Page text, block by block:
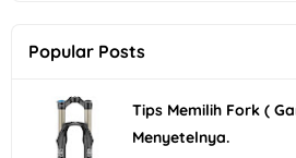
Popular Posts
Tips Memilih Fork (
Menyetelnya.